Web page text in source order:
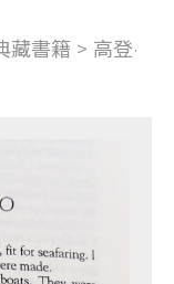
藏書籍 > 高登·